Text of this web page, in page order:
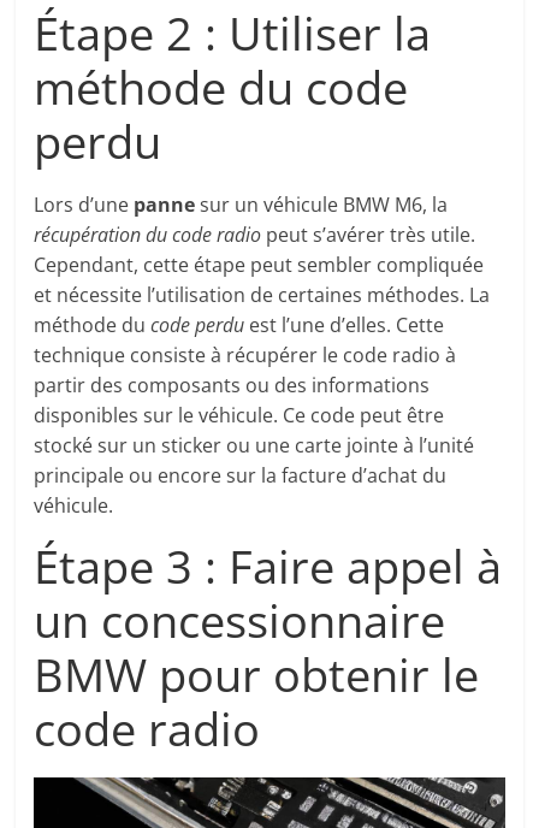
Étape 2 : Utiliser la
méthode du code
perdu
Lors d’une pannesur un véhicule BMW M6, la
récupération du code radio peut s’avérer très utile.
Cependant, cette étape peut sembler compliquée
et nécessite l’utilisation de certaines méthodes. La
méthode ducode perdu est l’une d’elles. Cette
technique consiste à récupérer le code radio à
partir des composants ou des informations
disponibles sur le véhicule. Ce code peut être
stocké sur un sticker ou une carte jointe à l’unité
principale ou encore sur la facture d’achat du
véhicule.
Étape 3 : Faire appel à
un concessionnaire
BMW pour obtenir le
code radio